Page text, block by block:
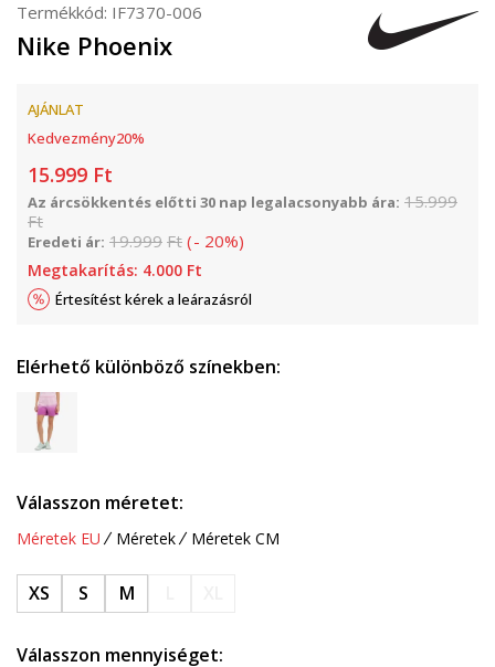
Termékkód: IF7370-006
Nike Phoenix
AJÁNLAT
Kedvezmény20%
15.999 Ft
Az árcsökkentés előtti 30 nap legalacsonyabb ára: 15.999
Ft
Eredeti ár: 19.999 Ft (- 20%)
Megtakarítás: 4.000 Ft
Értesítést kérek a leárazásról
Elérhető különböző színekben:
Válasszon méretet:
Méretek EU Méretek Méretek CM
XS S M
Válasszon mennyiséget: